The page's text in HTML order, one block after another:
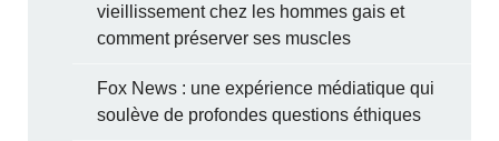
vieillissement chez les hommes gais et
comment préserver ses muscles
Fox News : une expérience médiatique qui
soulève de profondes questions éthiques